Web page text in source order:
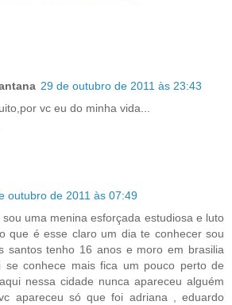
29 de outubro de 2011 às 23:43
vc eu do minha vida...
outubro de 2011 às 07:49
uma menina esforçada estudiosa e luto
que é esse claro um dia te conhecer sou
santos tenho 16 anos e moro em brasilia
se conhece mais fica um pouco perto de
nessa cidade nunca apareceu alguém
apareceu só que foi adriana , eduardo